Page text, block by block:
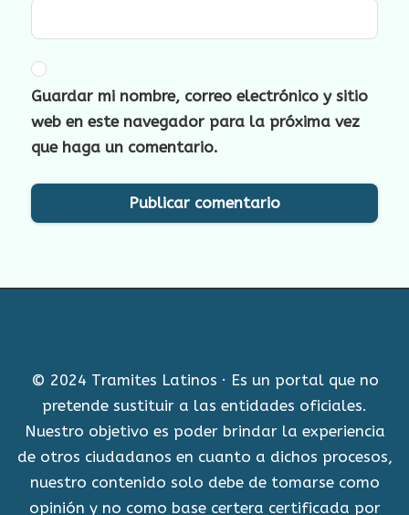
Guardar mi nombre, correo electrónico y sitio
web en este navegador para la próxima vez
que haga un comentario.
© 2024 Tramites Latinos · Es un portal que no
pretende sustituir a las entidades oficiales.
Nuestro objetivo es poder brindar la experiencia
de otros ciudadanos en cuanto a dichos procesos,
nuestro contenido solo debe de tomarse como
opinión y no como base certera certificada por